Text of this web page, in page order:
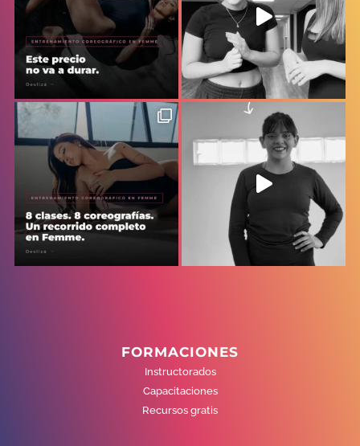
FORMACIONES
Instructorados
Capacitaciones
Recursos gratis